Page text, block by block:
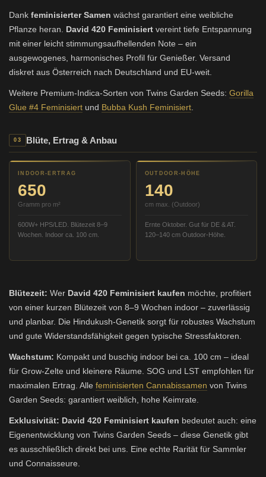
Dank feminisierter Samen wächst garantiert eine weibliche
Pflanze heran. David 420 Feminisiert vereint tiefe Entspannung
mit einer leicht stimmungsaufhellenden Note – ein
ausgewogenes, harmonisches Profil für Genießer. Versand
diskret aus Österreich nach Deutschland und EU-weit.
Weitere Premium-Indica-Sorten von Twins Garden Seeds: Gorilla
Glue #4 Feminisiert und Bubba Kush Feminisiert.
03 Blüte, Ertrag & Anbau
INDOOR-ERTRAG
650
Gramm pro m²
600W+ HPS/LED. Blütezeit 8–9
Wochen. Indoor ca. 100 cm.
OUTDOOR-HÖHE
140
cm max. (Outdoor)
Ernte Oktober. Gut für DE & AT.
120–140 cm Outdoor-Höhe.
Blütezeit: Wer David 420 Feminisiert kaufen möchte, profitiert
von einer kurzen Blütezeit von 8–9 Wochen indoor – zuverlässig
und planbar. Die Hindukush-Genetik sorgt für robustes Wachstum
und gute Widerstandsfähigkeit gegen typische Stressfaktoren.
Wachstum: Kompakt und buschig indoor bei ca. 100 cm – ideal
für Grow-Zelte und kleinere Räume. SOG und LST empfohlen für
maximalen Ertrag. Alle feminisierten Cannabissamen von Twins
Garden Seeds: garantiert weiblich, hohe Keimrate.
Exklusivität: David 420 Feminisiert kaufen bedeutet auch: eine
Eigenentwicklung von Twins Garden Seeds – diese Genetik gibt
es ausschließlich direkt bei uns. Eine echte Rarität für Sammler
und Connaisseure.